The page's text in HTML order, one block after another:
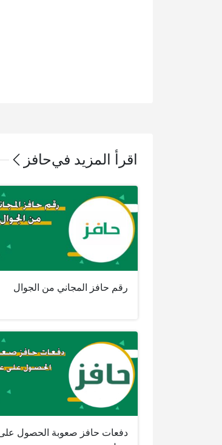
اقرأ المزيد فيحافز
رقم حافز المجاني من الجوال
دفعات حافز صعوبة الحصول